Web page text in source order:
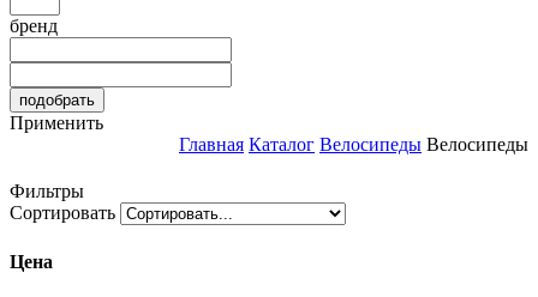
бренд
Применить
Главная Каталог Велосипеды Велосипеды
Фильтры
Сортировать
Цена